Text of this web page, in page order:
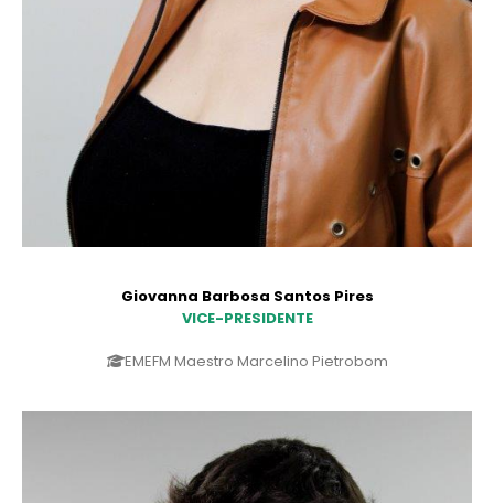
Giovanna Barbosa Santos Pires
VICE-PRESIDENTE
EMEFM Maestro Marcelino Pietrobom